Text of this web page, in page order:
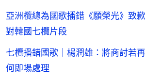
亞洲欖總為國歌播錯《願榮光》致
對韓國七欖片段
七欖播錯國歌｜楊潤雄：將商討若
何即場處理